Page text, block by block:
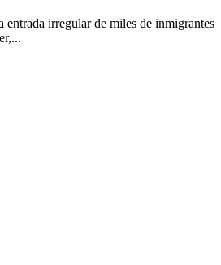
entrada irregular de miles de inmigrantes